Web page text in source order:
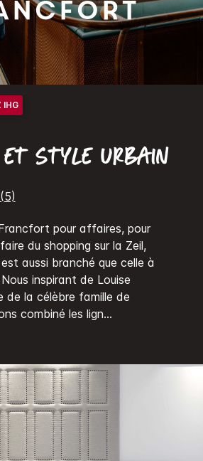
IHG
STYLE URBAIN
Lire
avis.
Lien
sur
la
même
page.
(5)
pour affaires, pour
du shopping sur la Zeil,
aussi branché que celle à
Nous inspirant de Louise
de la célèbre famille de
combiné les lign...